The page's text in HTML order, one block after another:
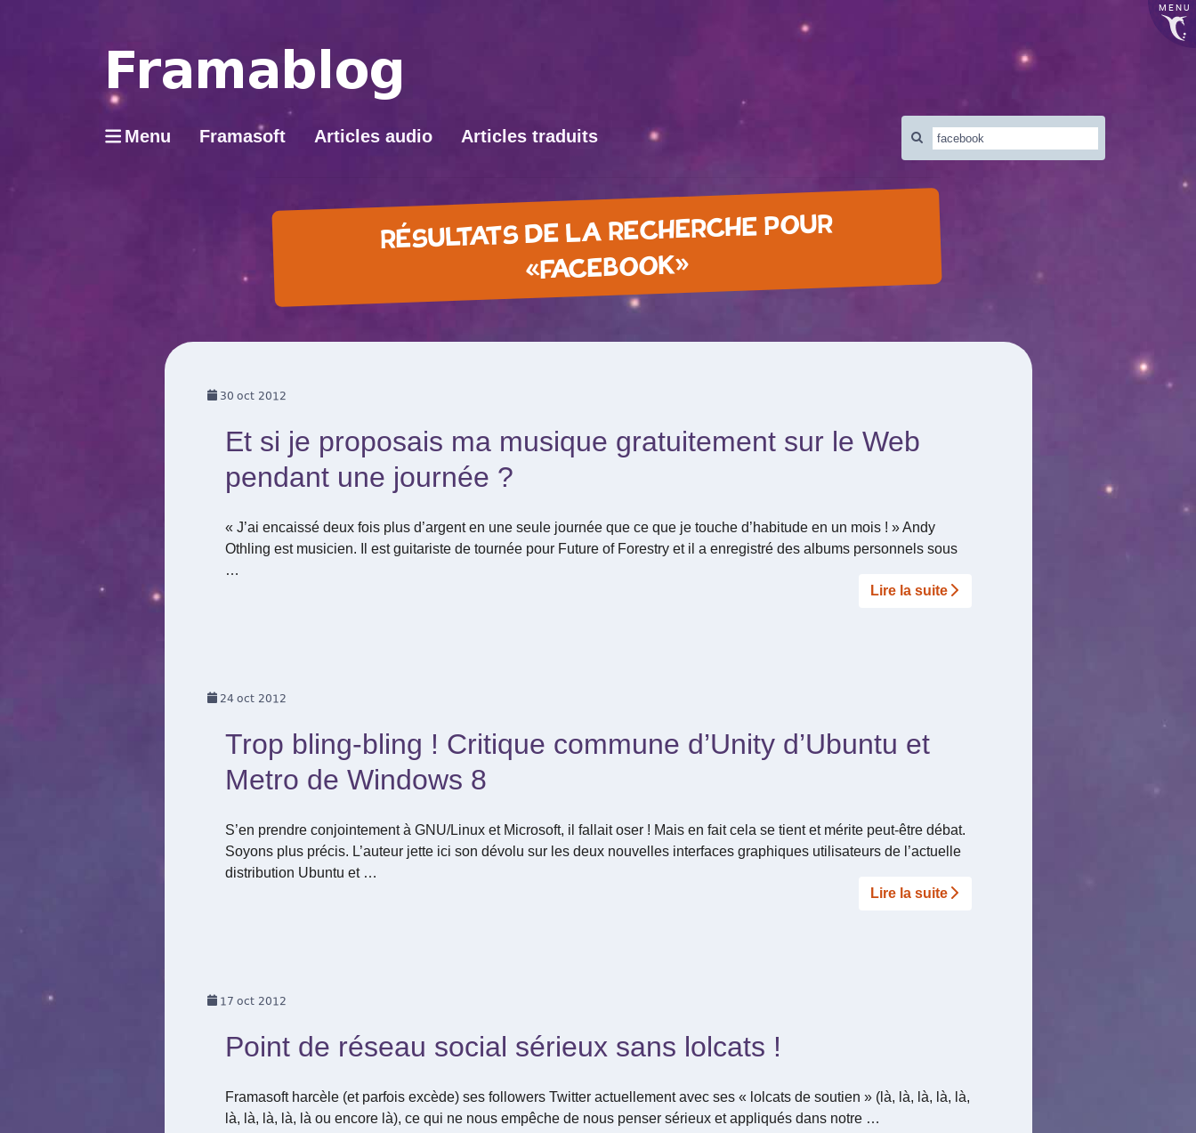
MENU
Menu Framasoft Articles audio Articles traduits
Rechercher
:
RÉSULTATS DE LA RECHERCHE POUR
«FACEBOOK»
30 oct 2012
Et si je proposais ma musique gratuitement sur le Web
pendant une journée ?
« J’ai encaissé deux fois plus d’argent en une seule journée que ce que je touche d’habitude en un mois ! » Andy
Othling est musicien. Il est guitariste de tournée pour Future of Forestry et il a enregistré des albums personnels sous
…
Lire la suite­­
24oct 2012
Trop bling-bling ! Critique commune d’Unity d’Ubuntu et
Metro de Windows 8
S’en prendre conjointement à GNU/Linux et Microsoft, il fallait oser ! Mais en fait cela se tient et mérite peut-être débat.
Soyons plus précis. L’auteur jette ici son dévolu sur les deux nouvelles interfaces graphiques utilisateurs de l’actuelle
distribution Ubuntu et …
Lire la suite­­
17 oct 2012
Point de réseau social sérieux sans lolcats !
Framasoft harcèle (et parfois excède) ses followers Twitter actuellement avec ses « lolcats de soutien » (là, là, là, là, là,
là, là, là, là, là ou encore là), ce qui ne nous empêche de nous penser sérieux et appliqués dans notre …